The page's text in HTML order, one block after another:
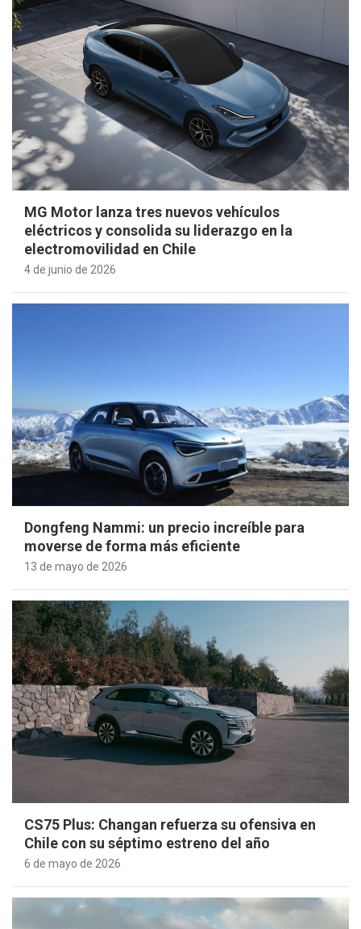
MG Motor lanza tres nuevos vehículos
eléctricos y consolida su liderazgo en la
electromovilidad en Chile
4 de junio de 2026
Dongfeng Nammi: un precio increíble para
moverse de forma más eficiente
13 de mayo de 2026
CS75 Plus: Changan refuerza su ofensiva en
Chile con su séptimo estreno del año
6 de mayo de 2026